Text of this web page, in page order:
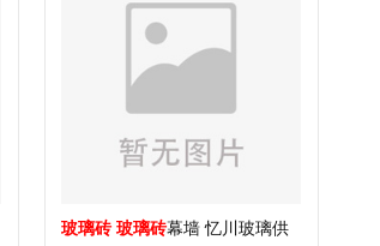
玻璃砖 玻璃砖幕墙 忆川玻璃供